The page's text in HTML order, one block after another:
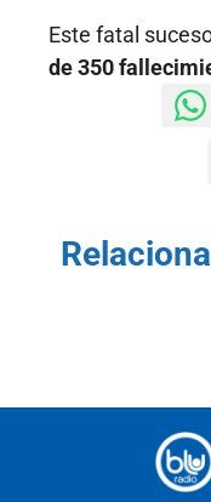
Este fatal
de 350